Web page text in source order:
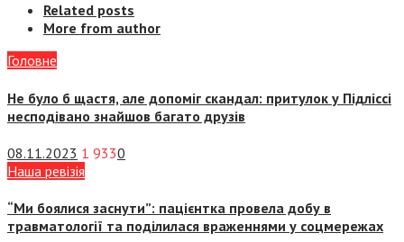
Related posts
More from author
Головне
Не було б щастя, але допоміг скандал: притулок у Підліссі
несподівано знайшов багато друзів
08.11.2023 1 9330
Наша ревізія
“Ми боялися заснути”: пацієнтка провела добу в
травматології та поділилася враженнями у соцмережах